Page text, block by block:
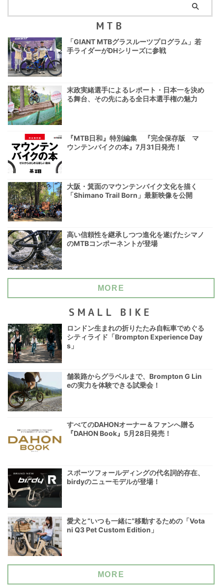
MTB
「GIANT MTBグラスルーツプログラム」若
手ライダーがDHシリーズに参戦
末政実緒選手によるレポート・日本一を決め
る舞台、その先にある全日本選手権の魅力
『MTB日和』特別編集 『完全保存版 マ
ウンテンバイクの本』7月31日発売！
大阪・箕面のマウンテンバイク文化を描く
「Shimano Trail Born」最新映像を公開
高い信頼性を継承しつつ進化を遂げたシマノ
のMTBコンポーネントが登場
MORE
SMALL BIKE
ロンドン生まれの折りたたみ自転車でめぐる
シティライド「Brompton Experience Day
s」
舗装路からグラベルまで、Brompton G Lin
eの実力を体験できる試乗会！
すべてのDAHONオーナー＆ファンへ贈る
『DAHON Book』5月28日発売！
スポーツフォールディングの代名詞的存在、
birdyのニューモデルが登場！
愛犬と“いつも一緒に”移動するための「Vota
ni Q3 Pet Custom Edition」
MORE